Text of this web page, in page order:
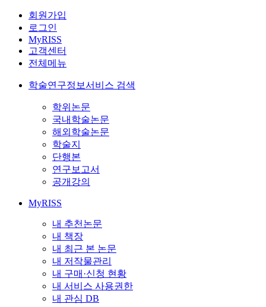
회원가입
로그인
MyRISS
고객센터
전체메뉴
학술연구정보서비스 검색
학위논문
국내학술논문
해외학술논문
학술지
단행본
연구보고서
공개강의
MyRISS
내 추천논문
내 책장
내 최근 본 논문
내 저작물관리
내 구매·신청 현황
내 서비스 사용권한
내 관심 DB